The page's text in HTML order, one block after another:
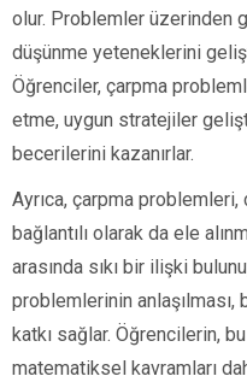
olur. Problemler üzerinden
düşünme yeteneklerini
Öğrenciler, çarpma
etme, uygun stratejiler
becerilerini kazanırlar.
Ayrıca, çarpma
bağlantılı olarak da ele
arasında sıkı bir ilişki
problemlerinin
katkı sağlar. Öğrencilerin,
matematiksel kavramları